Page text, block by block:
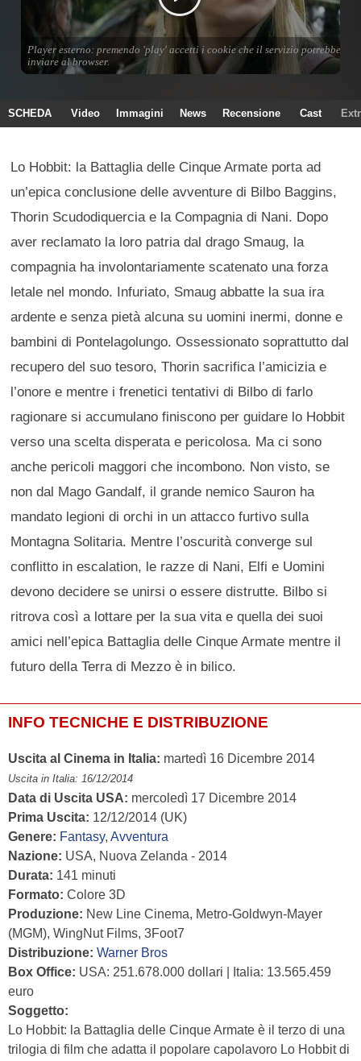
SCHEDA Video Immagini News Recensione Cast
Lo Hobbit: la Battaglia delle Cinque Armate porta ad
un’epica conclusione delle avventure di Bilbo Baggins,
Thorin Scudodiquercia e la Compagnia di Nani. Dopo
aver reclamato la loro patria dal drago Smaug, la
compagnia ha involontariamente scatenato una forza
letale nel mondo. Infuriato, Smaug abbatte la sua ira
ardente e senza pietà alcuna su uomini inermi, donne e
bambini di Pontelagolungo. Ossessionato soprattutto dal
recupero del suo tesoro, Thorin sacrifica l’amicizia e
l’onore e mentre i frenetici tentativi di Bilbo di farlo
ragionare si accumulano finiscono per guidare lo Hobbit
verso una scelta disperata e pericolosa. Ma ci sono
anche pericoli maggori che incombono. Non visto, se
non dal Mago Gandalf, il grande nemico Sauron ha
mandato legioni di orchi in un attacco furtivo sulla
Montagna Solitaria. Mentre l’oscurità converge sul
conflitto in escalation, le razze di Nani, Elfi e Uomini
devono decidere se unirsi o essere distrutte. Bilbo si
ritrova così a lottare per la sua vita e quella dei suoi
amici nell’epica Battaglia delle Cinque Armate mentre il
futuro della Terra di Mezzo è in bilico.
INFO TECNICHE E DISTRIBUZIONE
Uscita al Cinema in Italia: martedì 16 Dicembre 2014
Uscita in Italia: 16/12/2014
Data di Uscita USA: mercoledì 17 Dicembre 2014
Prima Uscita: 12/12/2014 (UK)
Genere: Fantasy, Avventura
Nazione: USA, Nuova Zelanda - 2014
Durata: 141 minuti
Formato: Colore 3D
Produzione: New Line Cinema, Metro-Goldwyn-Mayer
(MGM), WingNut Films, 3Foot7
Distribuzione: Warner Bros
Box Office: USA: 251.678.000 dollari | Italia: 13.565.459
euro
Soggetto:
Lo Hobbit: la Battaglia delle Cinque Armate è il terzo di una
trilogia di film che adatta il popolare capolavoro Lo Hobbit di